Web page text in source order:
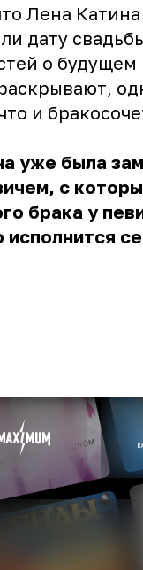
Лена Катина
дату
о будущем
и
уже была
с
брака у